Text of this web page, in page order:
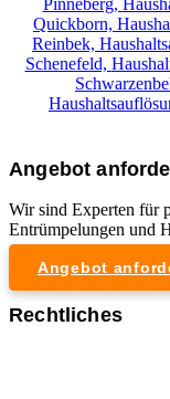
Pinneberg,
Quickborn,
Reinbek,
Schenefeld,
Angebot
Wir sind Experten für
Entrümpelungen und
Angebot
Rechtliches